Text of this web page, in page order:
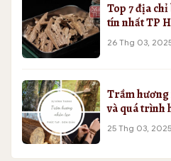
Top 7 địa
tín nhất TP
26 Thg 03,
Trầm hương
và quá trình
25 Thg 03, 2025